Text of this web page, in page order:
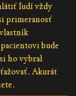
ľudí vždy
primeranosť
bude
ho vybral
Akurát